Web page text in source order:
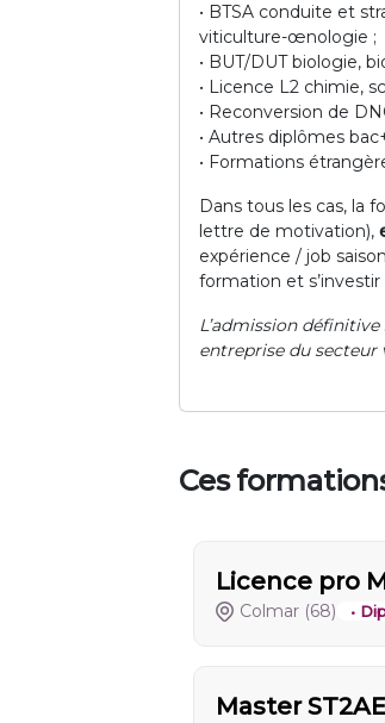
• BTSA conduite et
viticulture-œnologie ;
• BUT/DUT biologie,
• Licence L2 chimie,
• Reconversion de
• Autres diplômes
• Formations
Dans tous les cas, la
lettre de motivation),
expérience / job
formation et
L’admission
entreprise du
Ces
Licence pro
Colmar (68) •
Master